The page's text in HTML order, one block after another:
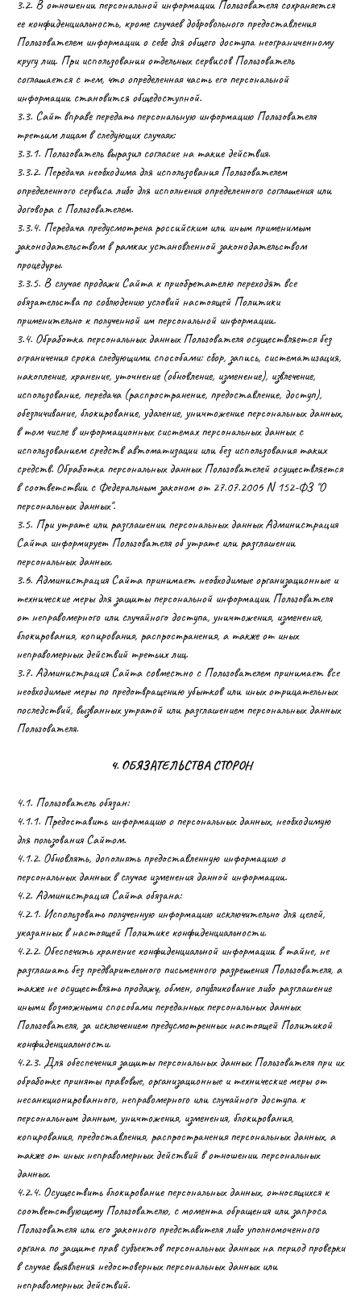
3.2. В отношении персональной информации Пользователя сохраняется
ее конфиденциальность, кроме случаев добровольного предоставления
Пользователем информации о себе для общего доступа неограниченному
кругу лиц. При использовании отдельных сервисов Пользователь
соглашается с тем, что определенная часть его персональной
информации становится общедоступной.
3.3. Сайт вправе передать персональную информацию Пользователя
третьим лицам в следующих случаях:
3.3.1. Пользователь выразил согласие на такие действия.
3.3.2. Передача необходима для использования Пользователем
определенного сервиса либо для исполнения определенного соглашения или
договора с Пользователем.
3.3.4. Передача предусмотрена российским или иным применимым
законодательством в рамках установленной законодательством
процедуры.
3.3.5. В случае продажи Сайта к приобретателю переходят все
обязательства по соблюдению условий настоящей Политики
применительно к полученной им персональной информации.
3.4. Обработка персональных данных Пользователя осуществляется без
ограничения срока следующими способами: сбор, запись, систематизация,
накопление, хранение, уточнение (обновление, изменение), извлечение,
использование, передача (распространение, предоставление, доступ),
обезличивание, блокирование, удаление, уничтожение персональных данных,
в том числе в информационных системах персональных данных с
использованием средств автоматизации или без использования таких
средств. Обработка персональных данных Пользователей осуществляется
в соответствии с Федеральным законом от 27.07.2006 N 152-ФЗ "О
персональных данных".
3.5. При утрате или разглашении персональных данных Администрация
Сайта информирует Пользователя об утрате или разглашении
персональных данных.
3.6. Администрация Сайта принимает необходимые организационные и
технические меры для защиты персональной информации Пользователя
от неправомерного или случайного доступа, уничтожения, изменения,
блокирования, копирования, распространения, а также от иных
неправомерных действий третьих лиц.
3.7. Администрация Сайта совместно с Пользователем принимает все
необходимые меры по предотвращению убытков или иных отрицательных
последствий, вызванных утратой или разглашением персональных данных
Пользователя.
4. ОБЯЗАТЕЛЬСТВА СТОРОН
4.1. Пользователь обязан:
4.1.1. Предоставить информацию о персональных данных, необходимую
для пользования Сайтом.
4.1.2. Обновлять, дополнять предоставленную информацию о
персональных данных в случае изменения данной информации.
4.2. Администрация Сайта обязана:
4.2.1. Использовать полученную информацию исключительно для целей,
указанных в настоящей Политике конфиденциальности.
4.2.2. Обеспечить хранение конфиденциальной информации в тайне, не
разглашать без предварительного письменного разрешения Пользователя, а
также не осуществлять продажу, обмен, опубликование либо разглашение
иными возможными способами переданных персональных данных
Пользователя, за исключением предусмотренных настоящей Политикой
конфиденциальности.
4.2.3. Для обеспечения защиты персональных данных Пользователя при их
обработке приняты правовые, организационные и технические меры от
несанкционированного, неправомерного или случайного доступа к
персональным данным, уничтожения, изменения, блокирования,
копирования, предоставления, распространения персональных данных, а
также от иных неправомерных действий в отношении персональных
данных.
4.2.4. Осуществить блокирование персональных данных, относящихся к
соответствующему Пользователю, с момента обращения или запроса
Пользователя или его законного представителя либо уполномоченного
органа по защите прав субъектов персональных данных на период проверки
в случае выявления недостоверных персональных данных или
неправомерных действий.